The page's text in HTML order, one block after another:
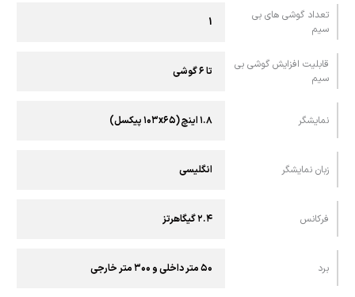
تعداد گوشی های بی
سیم
1
قابلیت افزایش گوشی بی
سیم
تا ۶ گوشی
نمايشگر ۱.۸ اینچ (۱۰۳x۶۵ پیکسل)
زبان نمایشگر انگلیسی
فرکانس ۲.۴ گیگاهرتز
برد ۵۰ متر داخلی و ۳۰۰ متر خارجی